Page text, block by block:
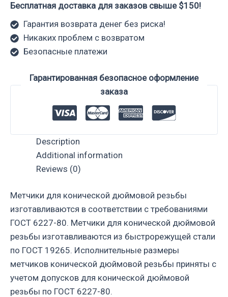
Бесплатная доставка для заказов свыше $150!
Гарантия возврата денег без риска!
Никаких проблем с возвратом
Безопасные платежи
Гарантированная безопасное оформление
заказа
Description
Additional information
Reviews (0)
Метчики для конической дюймовой резьбы
изготавливаются в соответствии с требованиями
ГОСТ 6227-80. Метчики для конической дюймовой
резьбы изготавливаются из быстрорежущей стали
по ГОСТ 19265. Исполнительные размеры
метчиков конической дюймовой резьбы приняты с
учетом допусков для конической дюймовой
резьбы по ГОСТ 6227-80.